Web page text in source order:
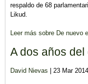
respaldo de 68
Likud.
Leer más sobre De nuevo
A dos años
David Nievas | 23 Mar 2014